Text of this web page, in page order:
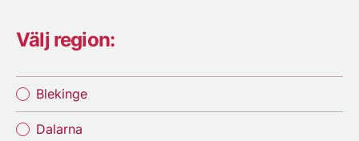
Välj region:
Blekinge
Dalarna